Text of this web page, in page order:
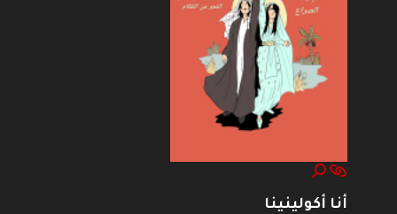
أنا أكولينينا